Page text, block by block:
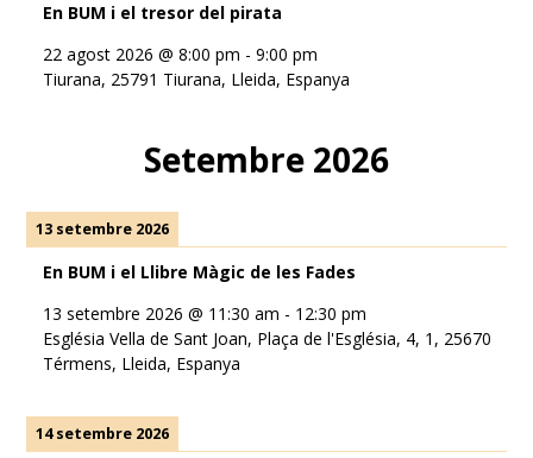
En BUM i el tresor del pirata
22 agost 2026 @8:00 pm -9:00 pm
Tiurana, 25791 Tiurana, Lleida, Espanya
Setembre 2026
13 setembre 2026
En BUM i el Llibre Màgic de les Fades
13 setembre 2026 @ 11:30 am - 12:30 pm
Església Vella de Sant Joan, Plaça de l'Església, 4, 1, 25670
Térmens, Lleida, Espanya
14 setembre 2026